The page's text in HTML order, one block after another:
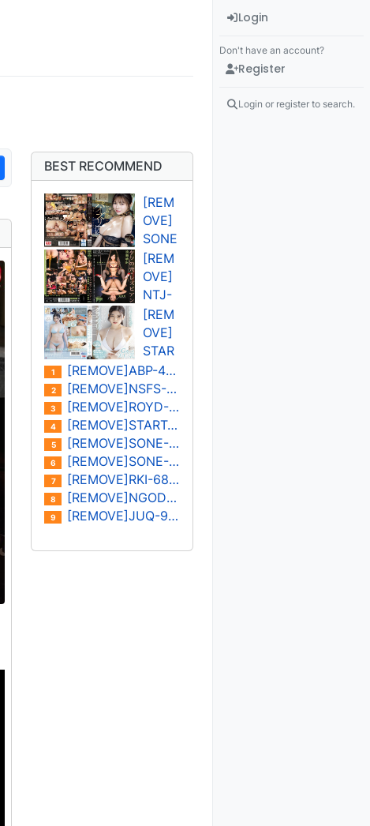
BEST RECOMMEND
[REM
OVE]
SONE
-
394U
고조
오 렌
[REM
OVE]
NTJ-
011U
사쿠
라 세
나/미
즈시
마 아
이
[REM
OVE]
STAR
S-
573U
카미
키 레
이
1 [REMOVE]ABP-402U
2 [REMOVE]NSFS-401U 오노사카 유이카
3 [REMOVE]ROYD-030U 키노시타 히마리/하나자와 히마리
4 [REMOVE]START-182U 미온
5 [REMOVE]SONE-400U 하나 아리스
6 [REMOVE]SONE-387U 키요하라 미유
7 [REMOVE]RKI-683U 모나미 스즈
8 [REMOVE]NGOD-227U 하타노 유이/쿠로키 레이나
9 [REMOVE]JUQ-931U 카노우 아이
Login
Don't have an account?
Register
Login or register to search.